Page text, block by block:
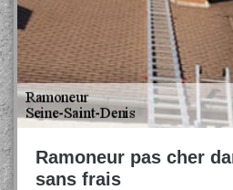
Ramoneur pas cher
sans frais